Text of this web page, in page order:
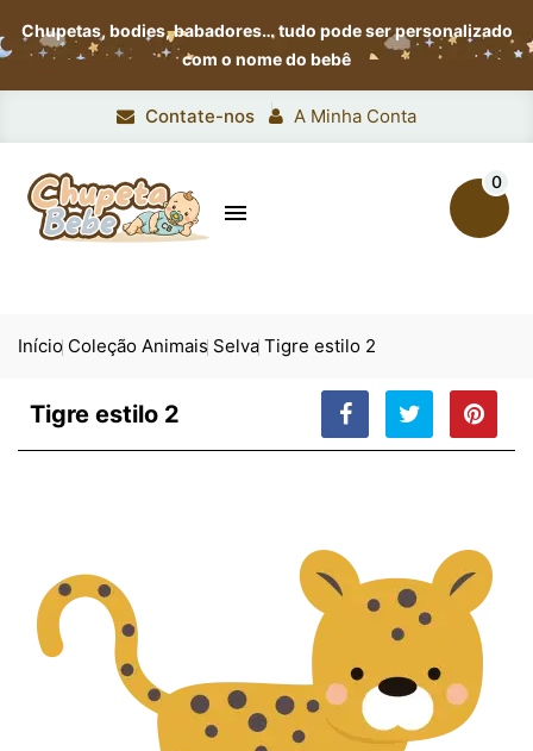
Chupetas, bodies, babadores…tudo pode ser personalizado
com o nome do bebê
Contate-nos A Minha Conta

0
Início Coleção Animais Selva Tigre estilo 2
Tigre estilo 2